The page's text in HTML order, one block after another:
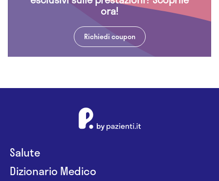
ora!
Richiedi coupon
Salute
Dizionario Medico